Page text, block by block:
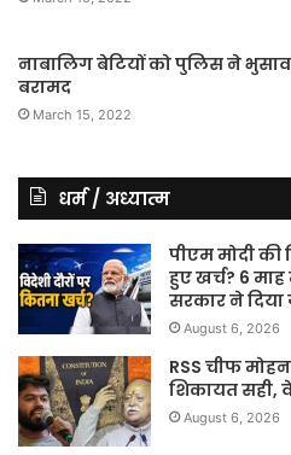
नाबालिग बेटियों को पुलिस ने
बरामद
March 15, 2022
धर्म / अध्यात्म
पीएम मोदी
हुए खर्च? 6
सरकार ने दिया
August 6, 2026
RSS चीफ
शिकायत सही,
August 6, 2026